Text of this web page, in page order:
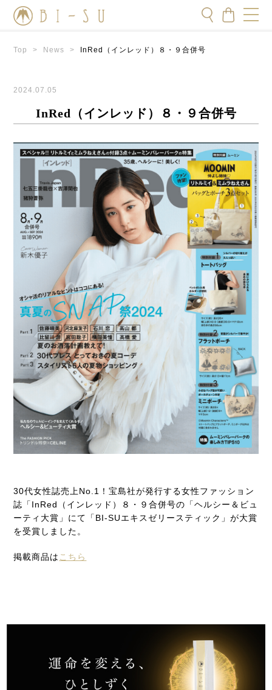
Top > News > InRed（インレッド）８・９合併号
2024.07.05
InRed（インレッド）８・９合併号
30代女性誌売上No.1！宝島社が発行する女性ファッション
誌「InRed（インレッド）８・９合併号の「ヘルシー＆ビュ
ーティ大賞」にて「BI-SUエキスゼリースティック」が大賞
を受賞しました。
掲載商品は こちら